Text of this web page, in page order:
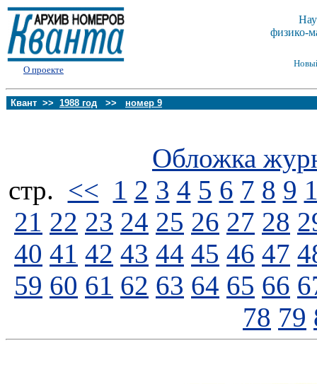
О проекте
физико-
Квант >> 1988 год >> номер 9
Обложка
стp. << 1 2 3 4 5 6 7 8 9
21 22 23 24 25 26 27 28
40 41 42 43 44 45 46 47
59 60 61 62 63 64 65 66
78 79